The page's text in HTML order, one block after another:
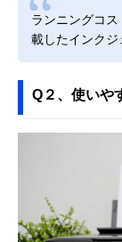
ランニングコス
載したインクジ
Q２、使いや